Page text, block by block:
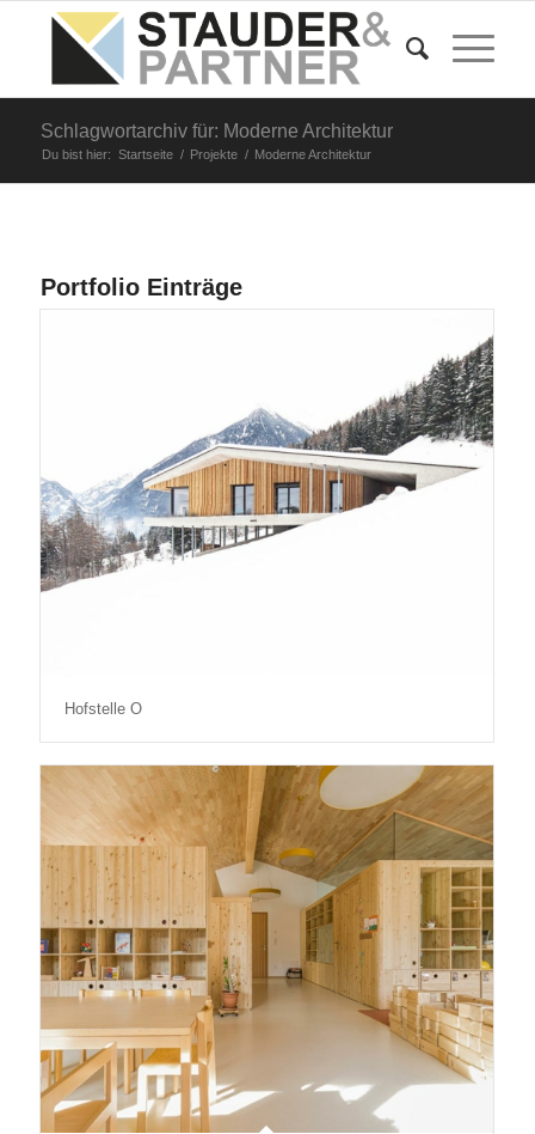
Schlagwortarchiv für: Moderne Architektur
Du bist hier: Startseite / Projekte / Moderne Architektur
Portfolio Einträge
Hofstelle O